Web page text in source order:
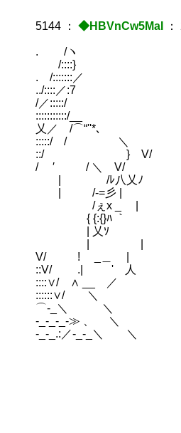
5144 ： ◆HBVnCw5MaI ：
. /ヽ
/::::}
. /:::::::／
../::::／:7
/／:::::/
:::::::::::/__
乂／ /⌒“''*､
:::::/ / ＼
::/ } V/
/ ′ / ＼ V/
| /ﾚ八乂ﾉ
| /-=彡 |
/ぇx _ |
{ {:{}ﾊ ｀
| 乂ｿ
V/ ! _＿ |
::V/ .| ゝ ' 人 しっ
::::∨/ ∧ __ ／
::::::∨/ ＼
⌒-_＼
-_-_-_-≫ 、
-_-_.:／-_-_＼
④例
⑤お
⑥モン
⑦白
⑧黒
⑨
⑩熱
】 (12)
ったく関係ないもの】 (19)
number (13)
Roll (12)
使いのようです・ＧＯＧＯ (12)
うです米粉麺 (13)
ようです (154)